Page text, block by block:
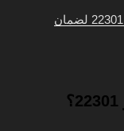
أهمية الحصول على شهادة الأيزو 22301 لضمان